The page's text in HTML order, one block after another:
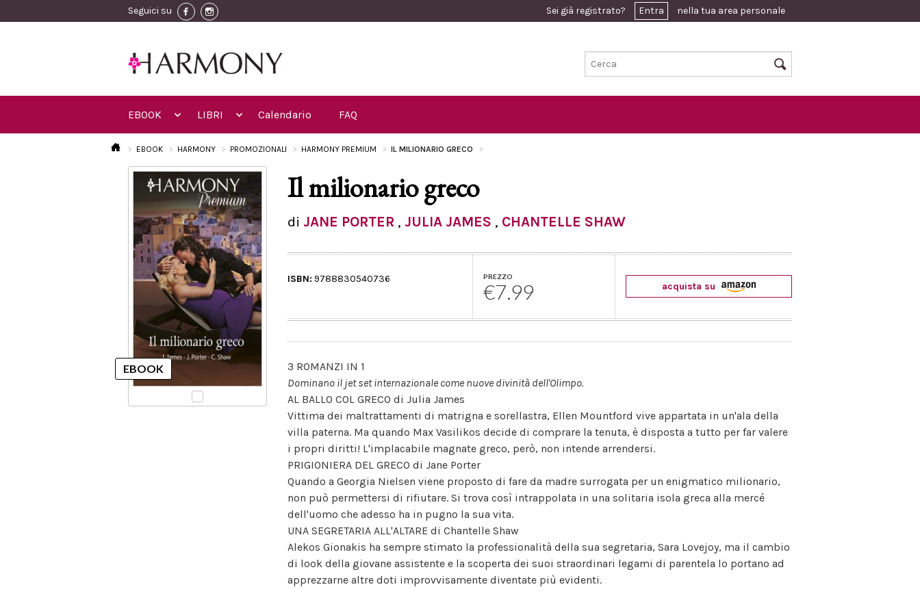
Seguici su Sei già registrato? Entra nella tua area personale
EBOOK LIBRI Calendario FAQ
EBOOK HARMONY PROMOZIONALI HARMONY PREMIUM IL MILIONARIO GRECO
Il milionario greco
di JANE PORTER , JULIA JAMES , CHANTELLE SHAW
ISBN: 9788830540736 PREZZO
€7.99 acquista su
3 ROMANZI IN 1
Dominano il jet set internazionale come nuove divinità dell'Olimpo.
AL BALLO COL GRECO di Julia James
Vittima dei maltrattamenti di matrigna e sorellastra, Ellen Mountford vive appartata in un'ala della
villa paterna. Ma quando Max Vasilikos decide di comprare la tenuta, è disposta a tutto per far valere
i propri diritti! L'implacabile magnate greco, però, non intende arrendersi.
PRIGIONIERA DEL GRECO di Jane Porter
Quando a Georgia Nielsen viene proposto di fare da madre surrogata per un enigmatico milionario,
non può permettersi di rifiutare. Si trova così intrappolata in una solitaria isola greca alla mercé
dell'uomo che adesso ha in pugno la sua vita.
UNA SEGRETARIA ALL'ALTARE di Chantelle Shaw
Alekos Gionakis ha sempre stimato la professionalità della sua segretaria, Sara Lovejoy, ma il cambio
di look della giovane assistente e la scoperta dei suoi straordinari legami di parentela lo portano ad
apprezzarne altre doti improvvisamente diventate più evidenti.